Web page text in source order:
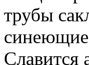
трубы
синеющие
Славится